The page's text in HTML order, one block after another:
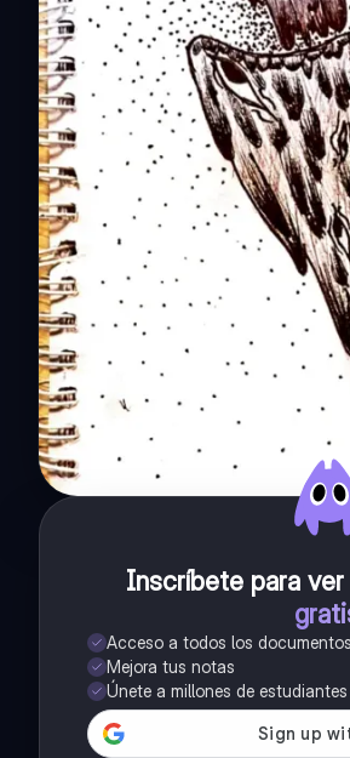
Inscríbete para
Acceso a todos los documentos
Mejora tus notas
Únete a millones de estudiantes